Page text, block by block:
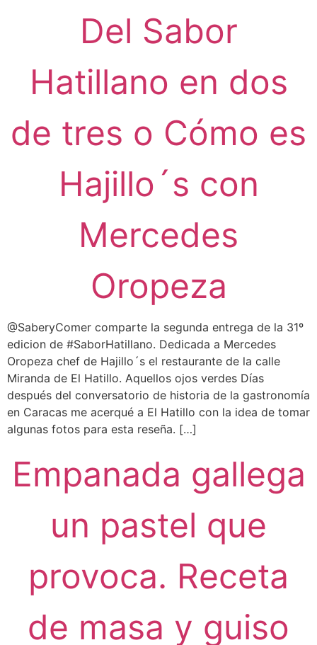
Del Sabor
Hatillano en dos
de tres o Cómo es
Hajillo´s con
Mercedes
Oropeza
@SaberyComer comparte la segunda entrega de la 31º
edicion de #SaborHatillano. Dedicada a Mercedes
Oropeza chef de Hajillo´s el restaurante de la calle
Miranda de El Hatillo. Aquellos ojos verdes Días
después del conversatorio de historia de la gastronomía
en Caracas me acerqué a El Hatillo con la idea de tomar
algunas fotos para esta reseña. […]
Empanada gallega
un pastel que
provoca. Receta
de masa y guiso